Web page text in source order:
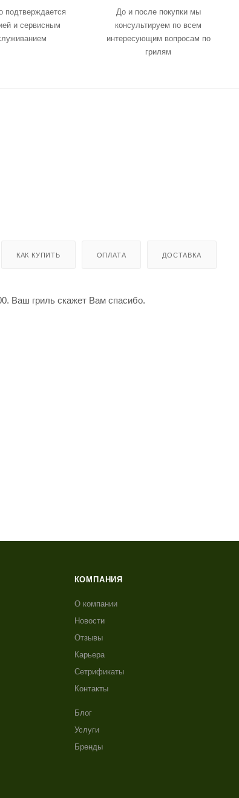
подтверждается
и сервисным
До и после покупки мы
консультируем по всем
интересующим вопросам по
грилям
КАК КУПИТЬ ОПЛАТА ДОСТАВКА
Ваш гриль скажет Вам спасибо.
КОМПАНИЯ
О компании
Новости
Отзывы
Карьера
Сетрификаты
Контакты
Блог
Услуги
Бренды